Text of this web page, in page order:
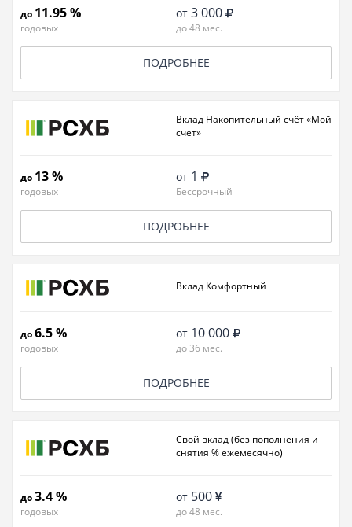
до 11.95 %
годовых
от 3 000
до 48 мес.
ПОДРОБНЕЕ
Вклад Накопительный счёт «Мой
счет»
до 13 %
годовых
от 1
Бессрочный
ПОДРОБНЕЕ
Вклад Комфортный
до6.5 %
годовых
от 10 000
до 36 мес.
ПОДРОБНЕЕ
Свой вклад (без пополнения и
снятия % ежемесячно)
до3.4 %
годовых
от 500
до 48 мес.